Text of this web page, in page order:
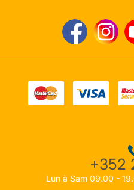
+352
Lun à Sam 09.00 -